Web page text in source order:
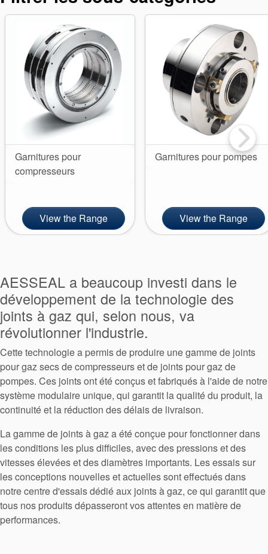
tresses
d’étanchéité
Système de
support de
joint
Remise à
joints
Certifications et normes
Contactez-nous
Actualités
Durabilité
Garnitures pour
compresseurs
View the Range
Garnitures pour pompes
View the Range
AESSEAL a beaucoup investi dans le
développement de la technologie des
joints à gaz qui, selon nous, va
révolutionner l'industrie.
Cette technologie a permis de produire une gamme de joints
pour gaz secs de compresseurs et de joints pour gaz de
pompes. Ces joints ont été conçus et fabriqués à l'aide de notre
système modulaire unique, qui garantit la qualité du produit, la
continuité et la réduction des délais de livraison.
La gamme de joints à gaz a été conçue pour fonctionner dans
les conditions les plus difficiles, avec des pressions et des
vitesses élevées et des diamètres importants. Les essais sur
les conceptions nouvelles et actuelles sont effectués dans
notre centre d'essais dédié aux joints à gaz, ce qui garantit que
tous nos produits dépasseront vos attentes en matière de
performances.